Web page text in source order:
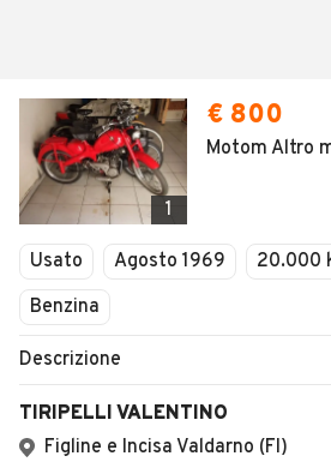
1
€ 800
Motom Altro
Usato Agosto 1969 20.000
Benzina
Descrizione
TIRIPELLI VALENTINO
Figline e Incisa Valdarno (FI)